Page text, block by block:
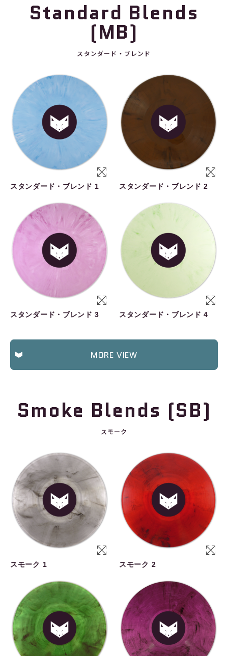
Standard Blends
(MB)
スタンダード・ブレンド
スタンダード・ブレンド 1 スタンダード・ブレンド 2
スタンダード・ブレンド 3 スタンダード・ブレンド 4
MORE VIEW
Smoke Blends (SB)
スモーク
スモーク 1 スモーク 2